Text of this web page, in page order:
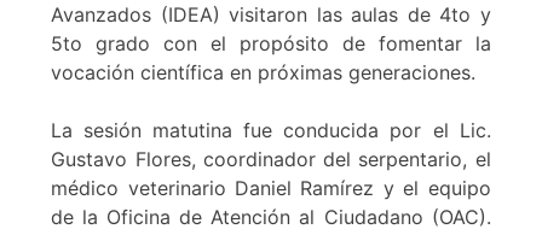
Avanzados (IDEA) visitaron las aulas de 4to y
5to grado con el propósito de fomentar la
vocación científica en próximas generaciones.
La sesión matutina fue conducida por el Lic.
Gustavo Flores, coordinador del serpentario, el
médico veterinario Daniel Ramírez y el equipo
de la Oficina de Atención al Ciudadano (OAC).